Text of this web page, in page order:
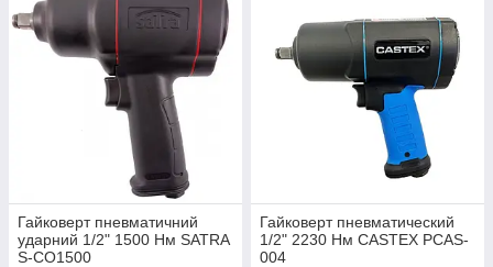
Гайковерт пневматичний
ударний 1/2" 1500 Нм SATRA
S-CO1500
Гайковерт пневматический
1/2" 2230 Нм CASTEX PCAS-
004